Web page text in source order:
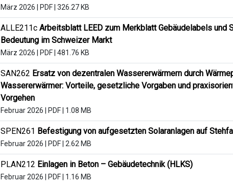
März 2026 PDF 326.27 KB
ALLE211c Arbeitsblatt LEED zum Merkblatt Gebäudelabels und
Bedeutung im Schweizer Markt
März 2026 PDF 481.76 KB
SAN262 Ersatz von dezentralen Wassererwärmern durch
Wassererwärmer: Vorteile, gesetzliche Vorgaben und
Vorgehen
Februar 2026 PDF 1.08 MB
SPEN261 Befestigung von aufgesetzten Solaranlagen auf
Februar 2026 PDF 2.62 MB
PLAN212 Einlagen in Beton – Gebäudetechnik (HLKS)
Februar 2026 PDF 1.16 MB